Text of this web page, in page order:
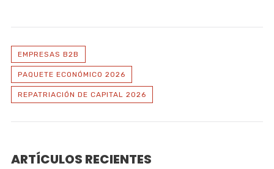
EMPRESAS B2B
PAQUETE ECONÓMICO 2026
REPATRIACIÓN DE CAPITAL 2026
ARTÍCULOS RECIENTES